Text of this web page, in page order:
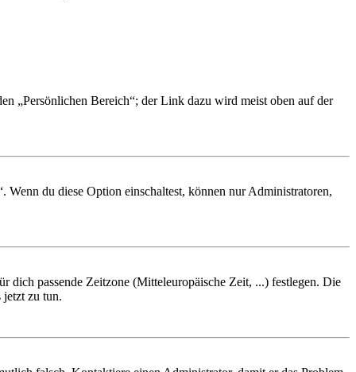
„Persönlichen Bereich“; der Link dazu wird meist oben auf der
du diese Option einschaltest, können nur Administratoren,
dich passende Zeitzone (Mitteleuropäische Zeit, ...) festlegen. Die
jetzt zu tun.